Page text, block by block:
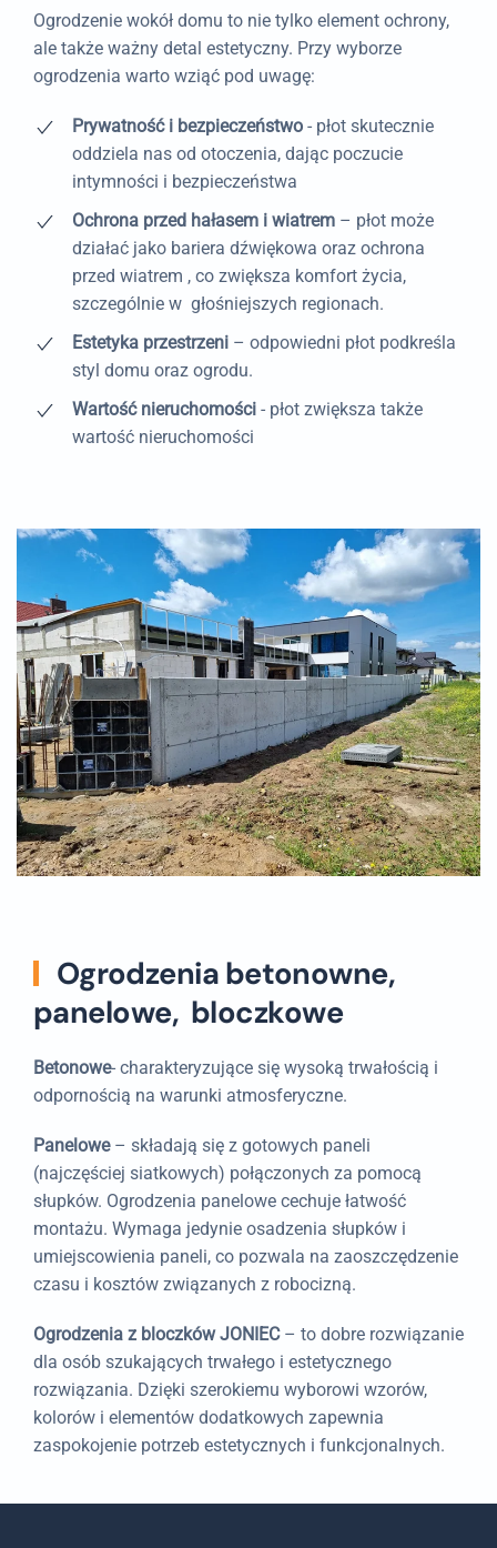
Ogrodzenie wokół domu to nie tylko element ochrony,
ale także ważny detal estetyczny. Przy wyborze
ogrodzenia warto wziąć pod uwagę:
Prywatność i bezpieczeństwo - płot skutecznie
oddziela nas od otoczenia, dając poczucie
intymności i bezpieczeństwa
Ochrona przed hałasem i wiatrem – płot może
działać jako bariera dźwiękowa oraz ochrona
przed wiatrem , co zwiększa komfort życia,
szczególnie w głośniejszych regionach.
Estetyka przestrzeni – odpowiedni płot podkreśla
styl domu oraz ogrodu.
Wartość nieruchomości - płot zwiększa także
wartość nieruchomości
Ogrodzenia betonowne,
panelowe, bloczkowe
Betonowe- charakteryzujące się wysoką trwałością i
odpornością na warunki atmosferyczne.
Panelowe– składają się z gotowych paneli
(najczęściej siatkowych) połączonych za pomocą
słupków. Ogrodzenia panelowe cechuje łatwość
montażu. Wymaga jedynie osadzenia słupków i
umiejscowienia paneli, co pozwala na zaoszczędzenie
czasu i kosztów związanych z robocizną.
Ogrodzenia z bloczków JONIEC– to dobre rozwiązanie
dla osób szukających trwałego i estetycznego
rozwiązania. Dzięki szerokiemu wyborowi wzorów,
kolorów i elementów dodatkowych zapewnia
zaspokojenie potrzeb estetycznych i funkcjonalnych.